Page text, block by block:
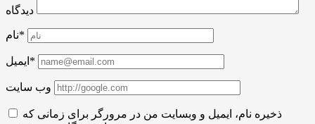
دیدگاه
نام*
ایمیل*
وب سایت
ذخیره نام، ایمیل و وبسایت من در مرورگر برای زمانی که